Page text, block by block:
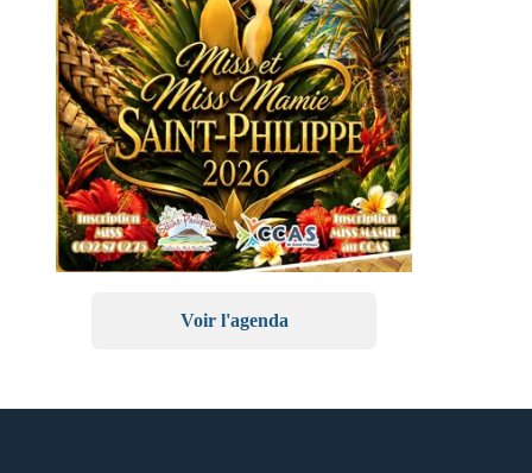
Voir l'agenda